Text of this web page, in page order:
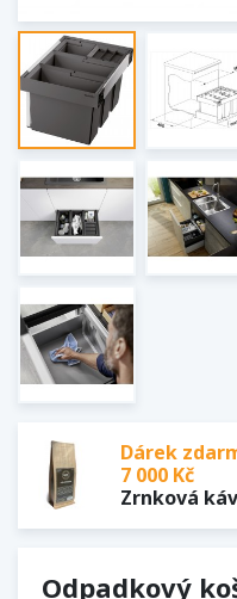
Dárek
7 000 Kč
Zrnková
Odpadkový